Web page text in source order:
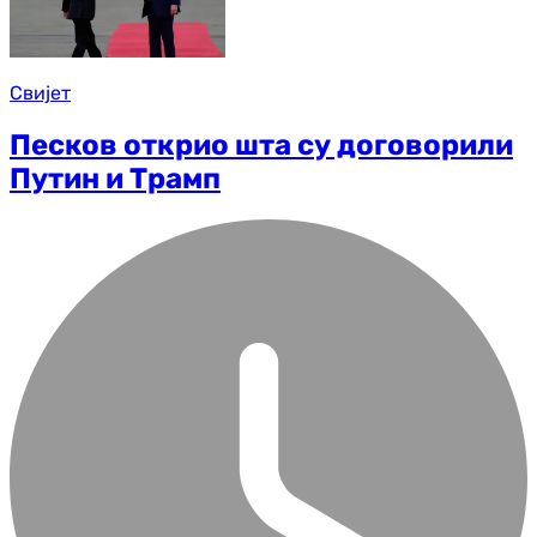
Свијет
Песков открио шта су договорили
Путин и Трамп